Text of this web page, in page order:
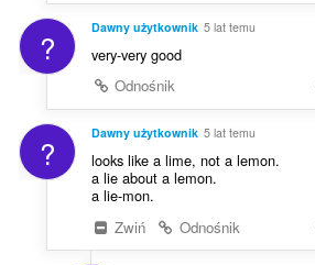
? Dawny użytkownik 5 lat temu
very-very good
Odnośnik
? Dawny użytkownik 5 lat temu
looks like a lime, not a lemon.
a lie about a lemon.
a lie-mon.
Zwiń
Odnośnik